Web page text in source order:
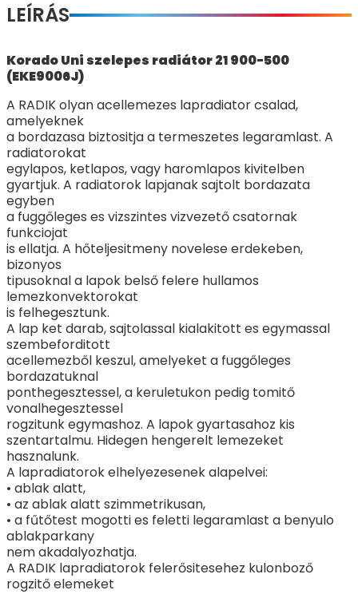
LEÍRÁS
Korado Uni szelepes radiátor 21 900-500
(EKE9006J)
A RADIK olyan acellemezes lapradiator csalad,
amelyeknek
a bordazasa biztositja a termeszetes legaramlast. A
radiatorokat
egylapos, ketlapos, vagy haromlapos kivitelben
gyartjuk. A radiatorok lapjanak sajtolt bordazata
egyben
a fuggőleges es vizszintes vizvezető csatornak
funkciojat
is ellatja. A hőteljesitmeny novelese erdekeben,
bizonyos
tipusoknal a lapok belső felere hullamos
lemezkonvektorokat
is felhegesztunk.
A lap ket darab, sajtolassal kialakitott es egymassal
szembeforditott
acellemezből keszul, amelyeket a fuggőleges
bordazatuknal
ponthegesztessel, a keruletukon pedig tomitő
vonalhegesztessel
rogzitunk egymashoz. A lapok gyartasahoz kis
szentartalmu. Hidegen hengerelt lemezeket
hasznalunk.
A lapradiatorok elhelyezesenek alapelvei:
• ablak alatt,
• az ablak alatt szimmetrikusan,
• a fűtőtest mogotti es feletti legaramlast a benyulo
ablakparkany
nem akadalyozhatja.
A RADIK lapradiatorok felerősitesehez kulonboző
rogzitő elemeket